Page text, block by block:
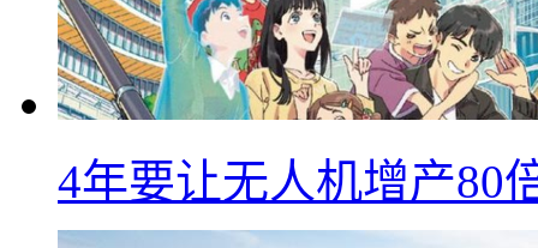
4年要让无人机增产80